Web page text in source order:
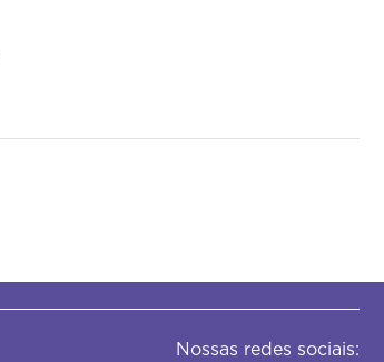
Nossas redes sociais: